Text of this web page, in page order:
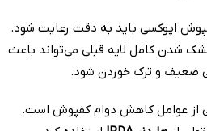
اپوکسی باید به دقت رعایت شود.
شدن کامل لایه قبلی می‌تواند باعث
ضعیف و ترک خوردن شود.
از عوامل کاهش دوام کفپوش است.